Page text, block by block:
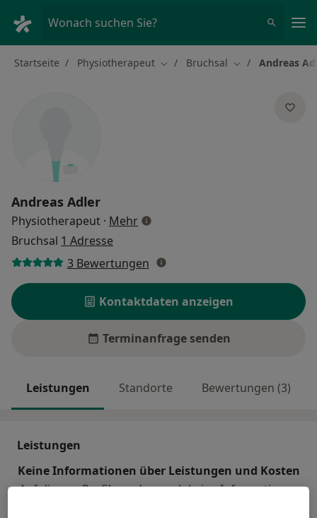
Wonach suchen Sie?
Startseite Physiotherapeut Stadt ändern
Bruchsal Stadt ändern
Andreas
Andreas Adler
Physiotherapeut · Mehrüber Spezialisierungen
Bruchsal 1 Adresse
3 Bewertungen
Kontaktdaten anzeigen
Terminanfrage senden
Leistungen Standorte Bewertungen (3)
Leistungen
Keine Informationen über Leistungen und Kosten
Auf diesem Profil wurden noch keine Informationen